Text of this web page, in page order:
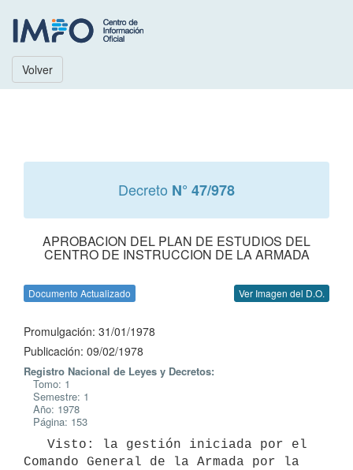
Volver
Decreto N° 47/978
APROBACION DEL PLAN DE ESTUDIOS DEL
CENTRO DE INSTRUCCION DE LA ARMADA
Documento Actualizado Ver Imagen del D.O.
Promulgación: 31/01/1978
Publicación: 09/02/1978
Registro Nacional de Leyes y Decretos:
Tomo: 1
Semestre: 1
Año: 1978
Página: 153
Comando General de la Armada por la